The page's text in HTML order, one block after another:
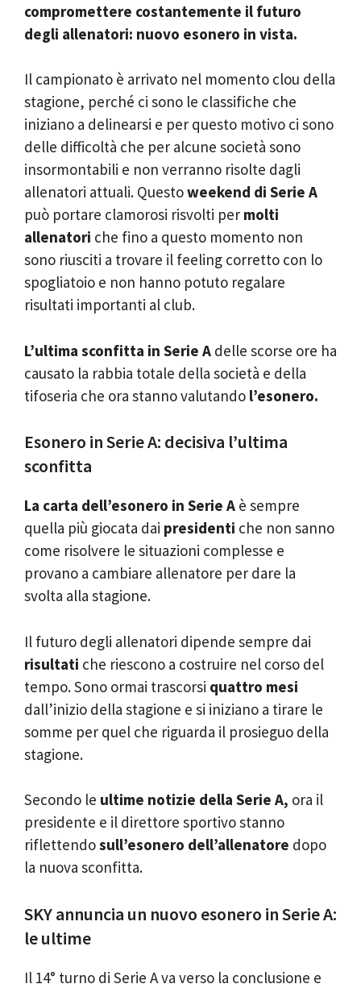
compromettere costantemente il futuro
degli allenatori: nuovo esonero in vista.
Il campionato è arrivato nel momento clou della
stagione, perché ci sono le classifiche che
iniziano a delinearsi e per questo motivo ci sono
delle difficoltà che per alcune società sono
insormontabili e non verranno risolte dagli
allenatori attuali. Questoweekend di Serie A
può portare clamorosi risvolti per molti
allenatori che fino a questo momento non
sono riusciti a trovare il feeling corretto con lo
spogliatoio e non hanno potuto regalare
risultati importanti al club.
L’ultima sconfitta in Serie A delle scorse ore ha
causato la rabbia totale della società e della
tifoseria che ora stanno valutando l’esonero.
Esonero in Serie A: decisiva l’ultima
sconfitta
La carta dell’esonero in Serie A è sempre
quella più giocata dai presidenti che non sanno
come risolvere le situazioni complesse e
provano a cambiare allenatore per dare la
svolta alla stagione.
Il futuro degli allenatori dipende sempre dai
risultati che riescono a costruire nel corso del
tempo. Sono ormai trascorsi quattro mesi
dall’inizio della stagione e si iniziano a tirare le
somme per quel che riguarda il prosieguo della
stagione.
Secondo le ultime notizie della Serie A, ora il
presidente e il direttore sportivo stanno
riflettendosull’esonero dell’allenatore dopo
la nuova sconfitta.
SKY annuncia un nuovo esonero in Serie A:
le ultime
Il 14° turno di Serie A va verso la conclusione e